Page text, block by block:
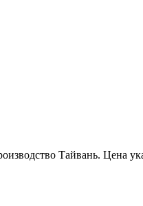
Тайвань.